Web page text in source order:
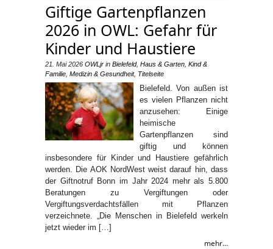
Giftige Gartenpflanzen
2026 in OWL: Gefahr für
Kinder und Haustiere
21. Mai 2026 OWLjr in Bielefeld, Haus & Garten Kind &
Familie Medizin & Gesundheit, Titelseite
Bielefeld. Von außen ist
es vielen Pflanzen nicht
anzusehen: Einige
heimische
Gartenpflanzen sind
giftig und können
insbesondere für Kinder und Haustiere gefährlich
werden. Die AOK NordWest weist darauf hin, dass
der Giftnotruf Bonn im Jahr 2024 mehr als 5.800
Beratungen zu Vergiftungen oder
Vergiftungsverdachtsfällen mit Pflanzen
verzeichnete. „Die Menschen in Bielefeld werkeln
jetzt wieder im […]
mehr...